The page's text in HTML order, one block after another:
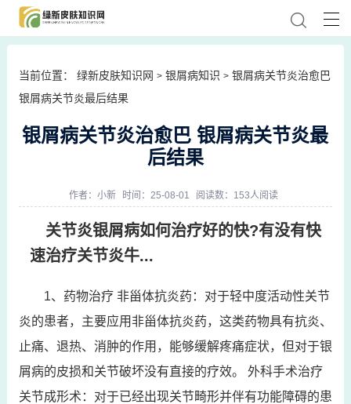
当前位置： 绿新皮肤知识网 > 银屑病知识 > 银屑病关节炎治愈巴
银屑病关节炎最后结果
银屑病关节炎治愈巴 银屑病关节炎最
后结果
作者： 小新 时间：25-08-01 阅读数：153人阅读
关节炎银屑病如何治疗好的快?有没有快
速治疗关节炎牛...
1、药物治疗 非甾体抗炎药：对于轻中度活动性关节
炎的患者，主要应用非甾体抗炎药，这类药物具有抗炎、
止痛、退热、消肿的作用，能够缓解疼痛症状，但对于银
屑病的皮损和关节破坏没有直接的疗效。 外科手术治疗
关节成形术：对于已经出现关节畸形并伴有功能障碍的患